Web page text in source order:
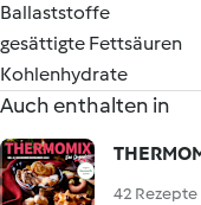
Ballaststoffe
gesättigte Fettsäuren
Kohlenhydrate
Auch enthalten in
42 Rezepte